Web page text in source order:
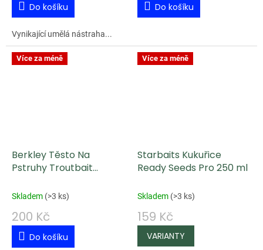
Do košíku
Vynikající umělá nástraha...
Do košíku
Více za méně
Berkley Těsto Na
Pstruhy Troutbait
Žlutá
Skladem (>3 ks)
200 Kč
Do košíku
Více za méně
Starbaits Kukuřice
Ready Seeds Pro 250 ml
Skladem (>3 ks)
159 Kč